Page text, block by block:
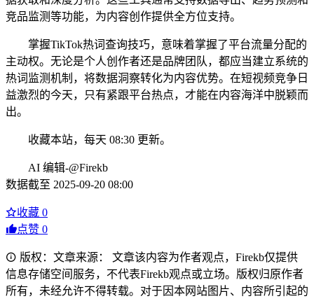
竞品监测等功能，为内容创作提供全方位支持。
掌握TikTok热词查询技巧，意味着掌握了平台流量分配的
主动权。无论是个人创作者还是品牌团队，都应当建立系统的
热词监测机制，将数据洞察转化为内容优势。在短视频竞争日
益激烈的今天，只有紧跟平台热点，才能在内容海洋中脱颖而
出。
收藏本站，每天 08:30 更新。
AI 编辑-@Firekb
数据截至 2025-09-20 08:00
收藏 0
点赞 0
版权：文章来源： 文章该内容为作者观点，Firekb仅提供
信息存储空间服务，不代表Firekb观点或立场。版权归原作者
所有，未经允许不得转载。对于因本网站图片、内容所引起的